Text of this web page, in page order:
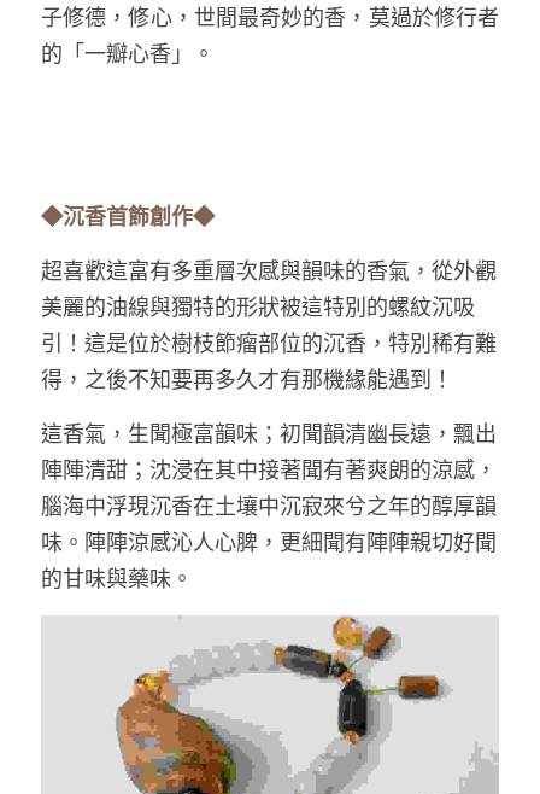
子修德，修心，世間最奇妙的香，莫過於修行者
的「一瓣心香」。
◆沉香首飾創作◆
超喜歡這富有多重層次感與韻味的香氣，從外觀
美麗的油線與獨特的形狀被這特別的螺紋沉吸
引！這是位於樹枝節瘤部位的沉香，特別稀有難
得，之後不知要再多久才有那機緣能遇到！
這香氣，生聞極富韻味；初聞韻清幽長遠，飄出
陣陣清甜；沈浸在其中接著聞有著爽朗的涼感，
腦海中浮現沉香在土壤中沉寂來兮之年的醇厚韻
味。陣陣涼感沁人心脾，更細聞有陣陣親切好聞
的甘味與藥味。